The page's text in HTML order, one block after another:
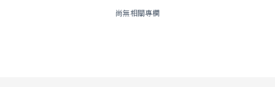
尚無相關專欄